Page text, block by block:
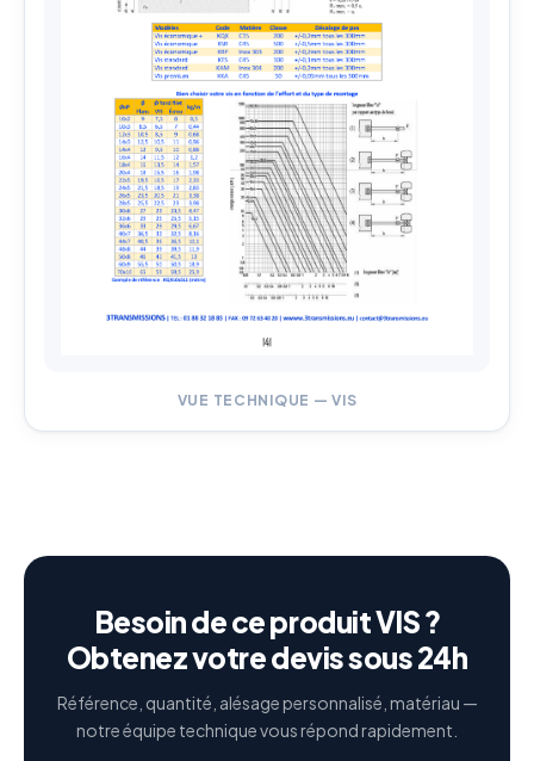
VUE TECHNIQUE — VIS
Besoin de ce produit VIS ?
Obtenez votre devis sous 24h
Référence, quantité, alésage personnalisé, matériau —
notre équipe technique vous répond rapidement.